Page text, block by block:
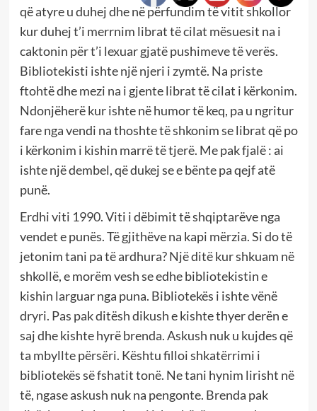
që atyre u duhej dhe në përfundim të vitit shkollor
kur duhej t’i merrnim librat të cilat mësuesit na i
caktonin për t’i lexuar gjatë pushimeve të verës.
Bibliotekisti ishte një njeri i zymtë. Na priste
ftohtë dhe mezi na i gjente librat të cilat i kërkonim.
Ndonjëherë kur ishte në humor të keq, pa u ngritur
fare nga vendi na thoshte të shkonim se librat që po
i kërkonim i kishin marrë të tjerë. Me pak fjalë : ai
ishte një dembel, që dukej se e bënte pa qejf atë
punë.
Erdhi viti 1990. Viti i dëbimit të shqiptarëve nga
vendet e punës. Të gjithëve na kapi mërzia. Si do të
jetonim tani pa të ardhura? Një ditë kur shkuam në
shkollë, e morëm vesh se edhe bibliotekistin e
kishin larguar nga puna. Bibliotekës i ishte vënë
dryri. Pas pak ditësh dikush e kishte thyer derën e
saj dhe kishte hyrë brenda. Askush nuk u kujdes që
ta mbyllte përsëri. Kështu filloi shkatërrimi i
bibliotekës së fshatit tonë. Ne tani hynim lirisht në
të, ngase askush nuk na pengonte. Brenda pak